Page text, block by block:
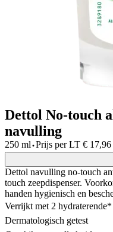
Dettol No-touch
navulling
250 ml·Prijs per LT € 17,96
Dettol navulling no-touch
touch zeepdispenser.
handen hygienisch en
Verrijkt met 2
Dermatologisch getest